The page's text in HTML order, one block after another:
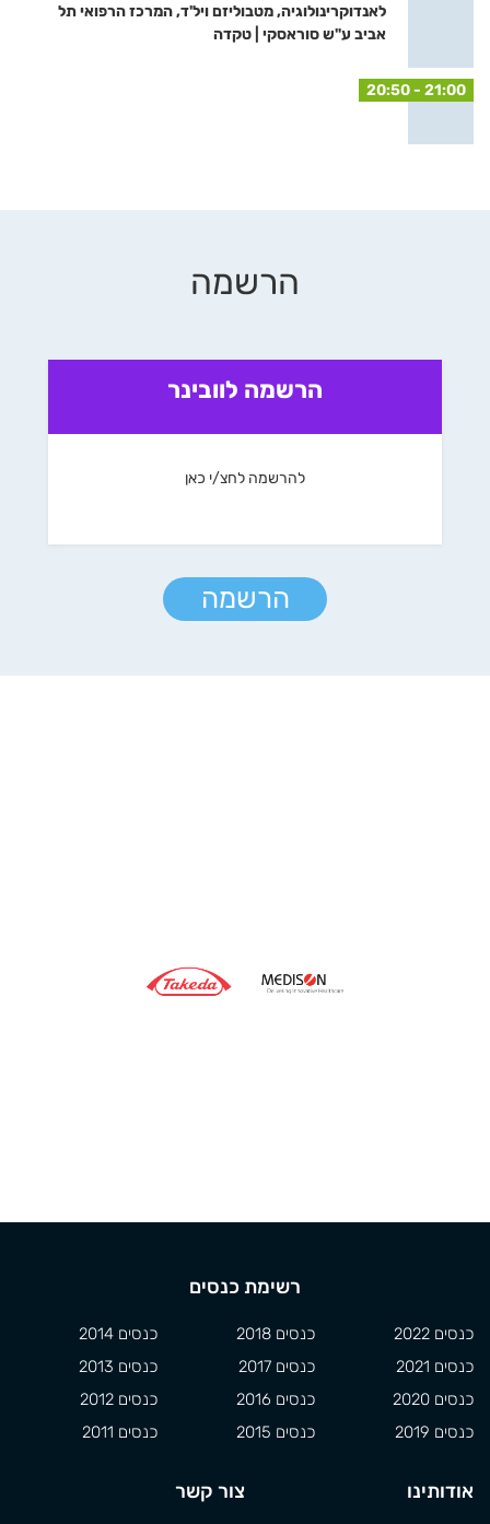
לאנדוקרינולוגיה, מטבוליזם ויל'ד, המרכז הרפואי תל
אביב ע"ש סוראסקי | טקדה
20:50 - 21:00
הרשמה
הרשמה לוובינר
להרשמה לחצ/י כאן
הרשמה
רשימת כנסים
כנסים 2022
כנסים 2021
כנסים 2020
כנסים 2019
כנסים 2018
כנסים 2017
כנסים 2016
כנסים 2015
כנסים 2014
כנסים 2013
כנסים 2012
כנסים 2011
אודותינו צור קשר